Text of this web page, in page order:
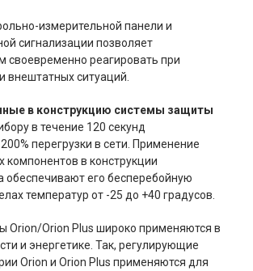
измерительной панели и
сигнализации позволяет
своевременно реагировать при
внештатных ситуаций.
в конструкцию системы защиты
в течение 120 секунд
перегрузки в сети. Применение
компонентов в конструкции
обеспечивают его бесперебойную
температур от -25 до +40 градусов.
Orion/Orion Plus широко применяются в
и энергетике. Так, регулирующие
Orion и Orion Plus применяются для